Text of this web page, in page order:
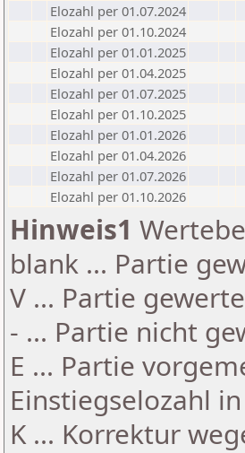
Elozahl per 01.07.2024
Elozahl per 01.10.2024
Elozahl per 01.01.2025
Elozahl per 01.04.2025
Elozahl per 01.07.2025
Elozahl per 01.10.2025
Elozahl per 01.01.2026
Elozahl per 01.04.2026
Elozahl per 01.07.2026
Elozahl per 01.10.2026
Hinweis1
blank ... Partie
V ... Partie
- ... Partie nicht
E ... Partie
Einstiegselozahl
K ... Korrektur